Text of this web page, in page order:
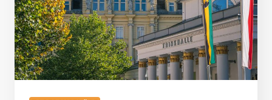
UND
DIE
SEILBAHN